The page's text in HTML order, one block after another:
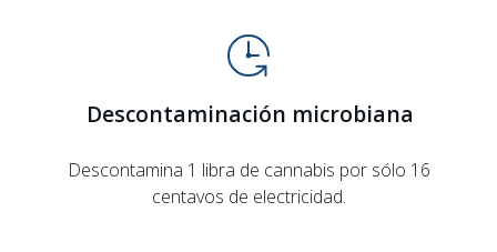
Descontaminación microbiana
Descontamina 1 libra de cannabis por sólo 16
centavos de electricidad.